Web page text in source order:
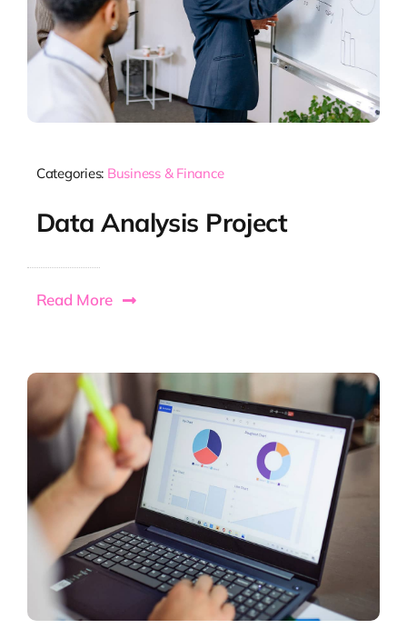
Categories: Business & Finance
Data Analysis Project
Read More